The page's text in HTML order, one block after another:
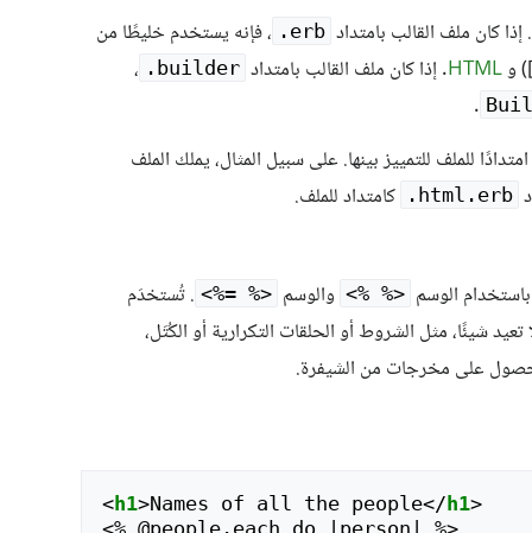
كان ملف القالب بامتداد erb.
، فإنه يستخدم خليطًا من
HTML. إذا كان ملف القالب بامتداد builder. ،
.
للملف للتمييز بينها. على سبيل المثال، يملك الملف
html.erb. كامتداد للملف.
الوسم <% %> والوسم ‎ <%= %>‎ . تُستخدَم
تعيد شيئًا، مثل الشروط أو الحلقات التكرارية أو الكُتَل،
على مخرجات من الشيفرة.
<h1>Names of all the people</h1>
<% @people.each do |person| %>